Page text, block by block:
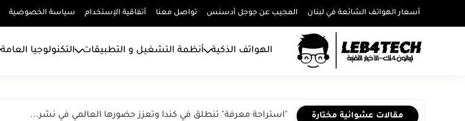
أسعار الهواتف الشائعة في لبنان المجيب عن جوجل أدسنس تواصل معنا أتفاقية الإستخدام سياسة الخصوصية
الهواتف الذكية أنظمة التشغيل و التطبيقات التكنولوجيا العامة
مقالات عشوائية مختارة "استراحة معرفة" تنطلق في كندا وتعزز حضورها العالمي في نشر...